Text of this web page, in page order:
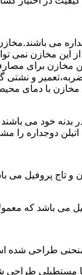
می
مخازن نمی
ضربه،تعمیر و
مخازن با دمای
دوجداره را
آن از ۳ سانتیمتر